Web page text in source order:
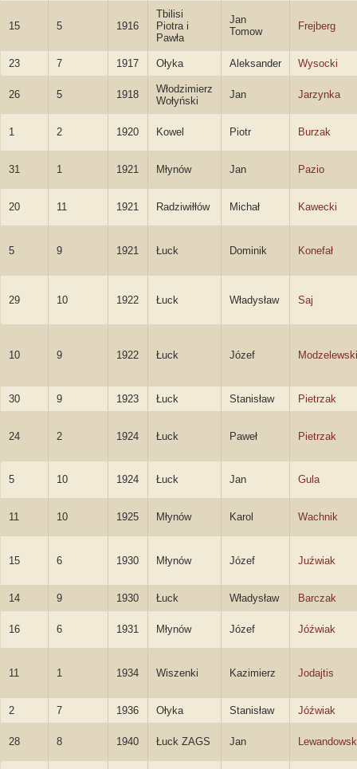
15 5 1916
Tbilisi
Piotra i
Pawła
Jan
Tomow
Frejberg
23 7 1917 Ołyka Aleksander Wysocki
26 5 1918
Włodzimierz
Wołyński
Jan Jarzynka
1 2 1920 Kowel Piotr Burzak
31 1 1921 Młynów Jan Pazio
20 11 1921 Radziwiłłów Michał Kawecki
5 9 1921 Łuck Dominik Konefał
29 10 1922 Łuck Władysław Saj
10 9 1922 Łuck Józef Modzelewski
30 9 1923 Łuck Stanisław Pietrzak
24 2 1924 Łuck Paweł Pietrzak
5 10 1924 Łuck Jan Gula
11 10 1925 Młynów Karol Wachnik
15 6 1930 Młynów Józef Juźwiak
14 9 1930 Łuck Władysław Barczak
16 6 1931 Młynów Józef Jóźwiak
11 1 1934 Wiszenki Kazimierz Jodajtis
2 7 1936 Ołyka Stanisław Jóźwiak
28 8 1940 Łuck ZAGS Jan